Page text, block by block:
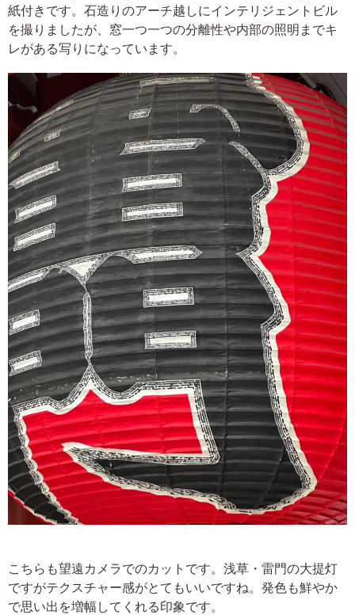
紙付きです。石造りのアーチ越しにインテリジェントビル
を撮りましたが、窓一つ一つの分離性や内部の照明までキ
レがある写りになっています。
こちらも望遠カメラでのカットです。浅草・雷門の大提灯
ですがテクスチャー感がとてもいいですね。発色も鮮やか
で思い出を増幅してくれる印象です。